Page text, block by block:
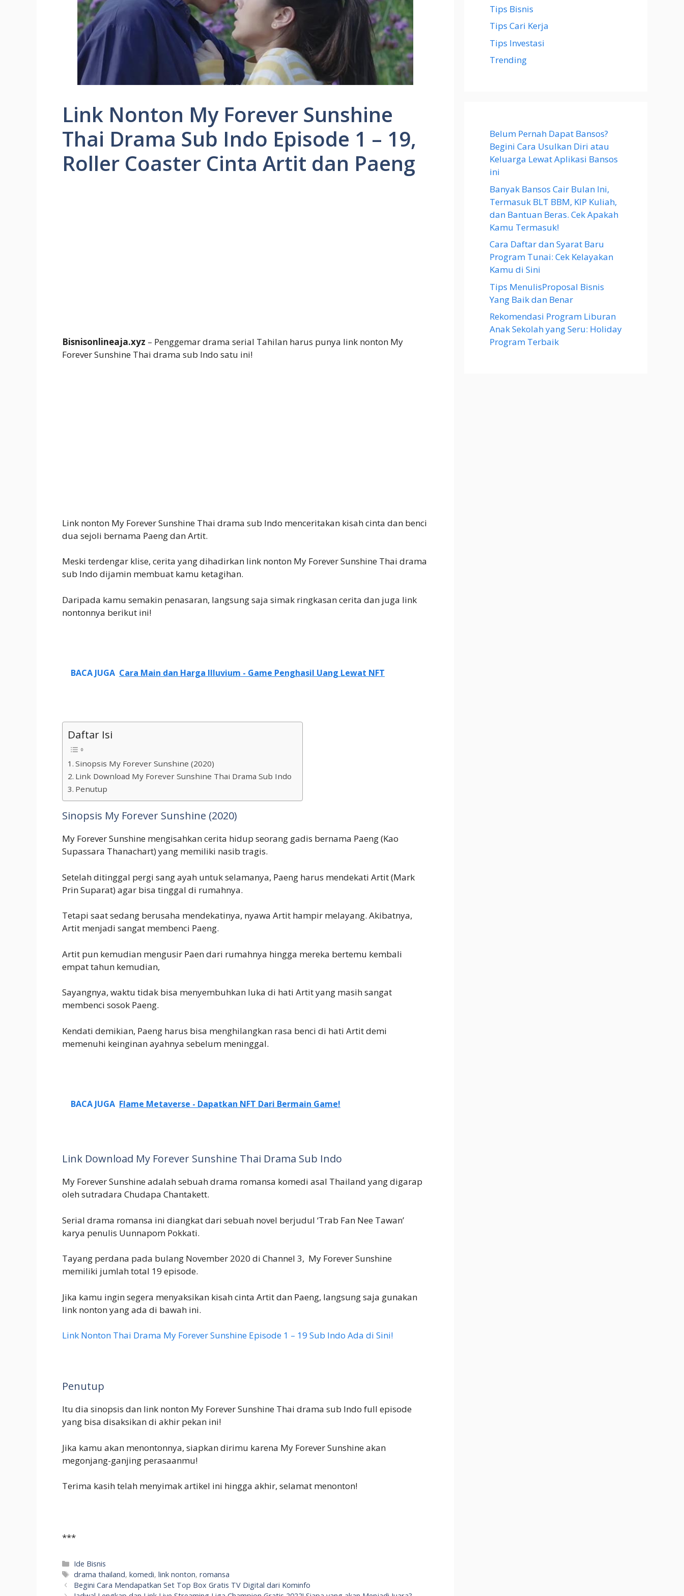
Link Nonton My Forever Sunshine
Thai Drama Sub Indo Episode 1 – 19,
Roller Coaster Cinta Artit dan Paeng
Bisnisonlineaja.xyz – Penggemar drama serial Tahilan harus punya link nonton My
Forever Sunshine Thai drama sub Indo satu ini!
Link nonton My Forever Sunshine Thai drama sub Indo menceritakan kisah cinta dan benci
dua sejoli bernama Paeng dan Artit.
Meski terdengar klise, cerita yang dihadirkan link nonton My Forever Sunshine Thai drama
sub Indo dijamin membuat kamu ketagihan.
Daripada kamu semakin penasaran, langsung saja simak ringkasan cerita dan juga link
nontonnya berikut ini!
BACA JUGA Cara Main dan Harga Illuvium - Game Penghasil Uang Lewat NFT
Daftar Isi
Sinopsis My Forever Sunshine (2020)
Link Download My Forever Sunshine Thai Drama Sub Indo
Penutup
Sinopsis My Forever Sunshine (2020)
My Forever Sunshine mengisahkan cerita hidup seorang gadis bernama Paeng (Kao
Supassara Thanachart) yang memiliki nasib tragis.
Setelah ditinggal pergi sang ayah untuk selamanya, Paeng harus mendekati Artit (Mark
Prin Suparat) agar bisa tinggal di rumahnya.
Tetapi saat sedang berusaha mendekatinya, nyawa Artit hampir melayang. Akibatnya,
Artit menjadi sangat membenci Paeng.
Artit pun kemudian mengusir Paen dari rumahnya hingga mereka bertemu kembali
empat tahun kemudian,
Sayangnya, waktu tidak bisa menyembuhkan luka di hati Artit yang masih sangat
membenci sosok Paeng.
Kendati demikian, Paeng harus bisa menghilangkan rasa benci di hati Artit demi
memenuhi keinginan ayahnya sebelum meninggal.
BACA JUGA Flame Metaverse - Dapatkan NFT Dari Bermain Game!
Link Download My Forever Sunshine Thai Drama Sub Indo
My Forever Sunshine adalah sebuah drama romansa komedi asal Thailand yang digarap
oleh sutradara Chudapa Chantakett.
Serial drama romansa ini diangkat dari sebuah novel berjudul ‘Trab Fan Nee Tawan’
karya penulis Uunnapom Pokkati.
Tayang perdana pada bulang November 2020 di Channel 3, My Forever Sunshine
memiliki jumlah total 19 episode.
Jika kamu ingin segera menyaksikan kisah cinta Artit dan Paeng, langsung saja gunakan
link nonton yang ada di bawah ini.
Link Nonton Thai Drama My Forever Sunshine Episode 1 – 19 Sub Indo Ada di Sini!
Penutup
Itu dia sinopsis dan link nonton My Forever Sunshine Thai drama sub Indo full episode
yang bisa disaksikan di akhir pekan ini!
Jika kamu akan menontonnya, siapkan dirimu karena My Forever Sunshine akan
megonjang-ganjing perasaanmu!
Terima kasih telah menyimak artikel ini hingga akhir, selamat menonton!
***
Categories
Ide Bisnis
Tags
drama thailand,komedi,link nonton,romansa
Begini Cara Mendapatkan Set Top Box Gratis TV Digital dari Kominfo
Tips Bisnis
Tips Cari Kerja
Tips Investasi
Trending
Belum Pernah Dapat Bansos?
Begini Cara Usulkan Diri atau
Keluarga Lewat Aplikasi Bansos
ini
Banyak Bansos Cair Bulan Ini,
Termasuk BLT BBM, KIP Kuliah,
dan Bantuan Beras. Cek Apakah
Kamu Termasuk!
Cara Daftar dan Syarat Baru
Program Tunai: Cek Kelayakan
Kamu di Sini
Tips MenulisProposal Bisnis
Yang Baik dan Benar
Rekomendasi Program Liburan
Anak Sekolah yang Seru: Holiday
Program Terbaik